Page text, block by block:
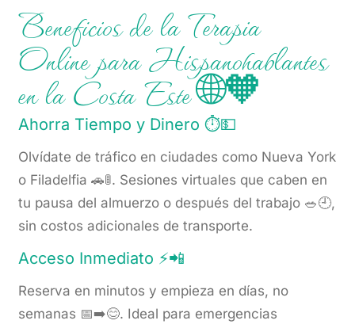
Beneficios de la Terapia
Online para Hispanohablantes
en la Costa Este 🌐🧡
Ahorra Tiempo y Dinero ⏱️💵
Olvídate de tráfico en ciudades como Nueva York
o Filadelfia 🚗🚦. Sesiones virtuales que caben en
tu pausa del almuerzo o después del trabajo 🥗🕘,
sin costos adicionales de transporte.
Acceso Inmediato ⚡📲
Reserva en minutos y empieza en días, no
semanas 📅➡️😊. Ideal para emergencias